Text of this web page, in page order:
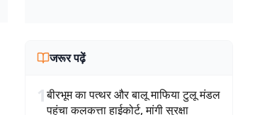
जरूर पढ़ें
1बीरभूम का पत्थर और बालू माफिया टुलू मंडल
पहुंचा कलकत्ता हाईकोर्ट, मांगी सुरक्षा